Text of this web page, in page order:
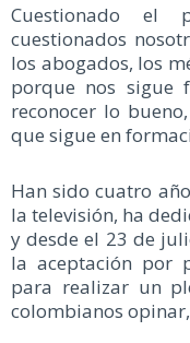
Cuestionado el
cuestionados
los abogados, los
porque nos sigue
reconocer lo
que sigue en
Han sido cuatro
la televisión, ha
y desde el 23 de
la aceptación por
para realizar un
colombianos